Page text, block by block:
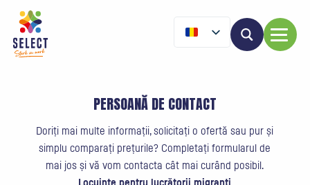
PERSOANĂ DE CONTACT
Doriți mai multe informații, solicitați o ofertă sau pur și
simplu comparați prețurile? Completați formularul de
mai jos și vă vom contacta cât mai curând posibil.